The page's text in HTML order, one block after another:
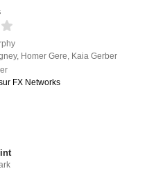
, Homer Gere, Kaia Gerber
FX Networks